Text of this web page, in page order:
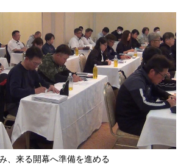
、来る開幕へ準備を進める